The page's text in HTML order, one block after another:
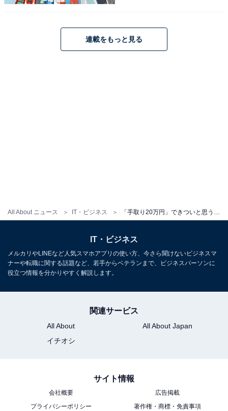
All About ニュース IT・ビジネス
不安も
答した人を合わせて、転職を考えている人は55.0％。転
うちだけ。年齢を重ねると、健康維持のためにある程度
お金が必要になると思う（20代女性）」などのほか、
「子どもに習い事をさせてあげたい」「妻にプレゼント
以外の理由も多く挙げられました。
逆に転職を考えていない人からは、「お給料はもっと欲
連載をもっと見る
IT・ビジネス
メルカリやLINEなど人気スマホアプリの使い方、今さら聞けないビジネスマ
ナーや転職に関する話題など、若手からベテランまで、ビジネスパーソンに
役立つ情報を分かりやすく解説します。
関連サービス
All About
All About Japan
イチオシ
サイト情報
会社概要
広告掲載
プライバシーポリシー
著作権・商標・免責事項